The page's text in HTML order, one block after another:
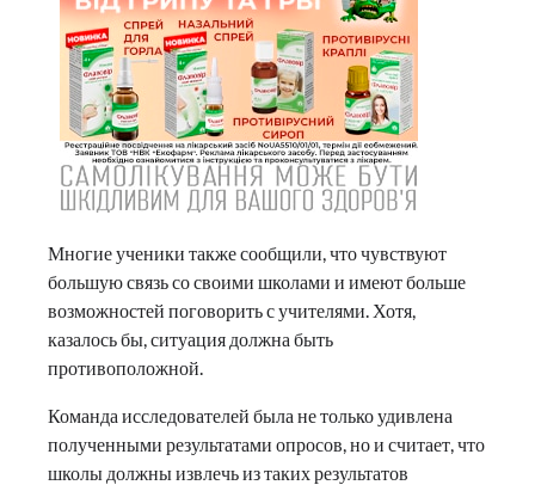
Многие ученики также сообщили, что чувствуют
большую связь со своими школами и имеют больше
возможностей поговорить с учителями. Хотя,
казалось бы, ситуация должна быть
противоположной.
Команда исследователей была не только удивлена
полученными результатами опросов, но и считает, что
школы должны извлечь из таких результатов